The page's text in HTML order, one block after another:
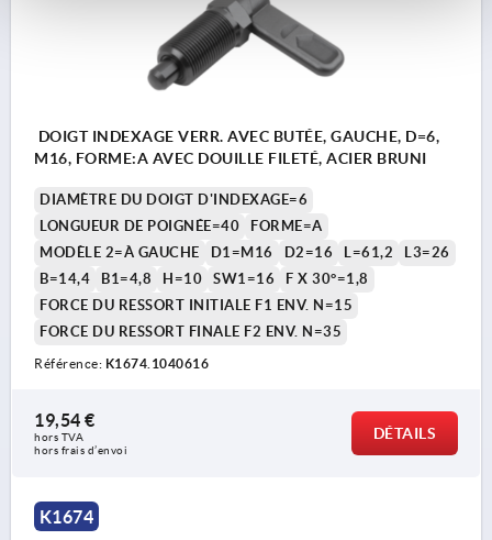
DOIGT INDEXAGE VERR. AVEC BUTÉE, GAUCHE, D=6,
M16, FORME:A AVEC DOUILLE FILETÉ, ACIER BRUNI
DIAMÈTRE DU DOIGT D'INDEXAGE=6
LONGUEUR DE POIGNÉE=40
FORME=A
MODÈLE 2=À GAUCHE
D1=M16 D2=16 L=61,2
L3=26
B=14,4
B1=4,8 H=10 SW1=16
F X 30°=1,8
FORCE DU RESSORT INITIALE F1 ENV. N=15
FORCE DU RESSORT FINALE F2 ENV. N=35
Référence: K1674.1040616
19,54 €
hors TVA
hors frais d’envoi
DÉTAILS
K1674